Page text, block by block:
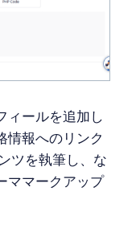
ィールを追加し
情報へのリンク
ツを執筆し、な
ママークアップ